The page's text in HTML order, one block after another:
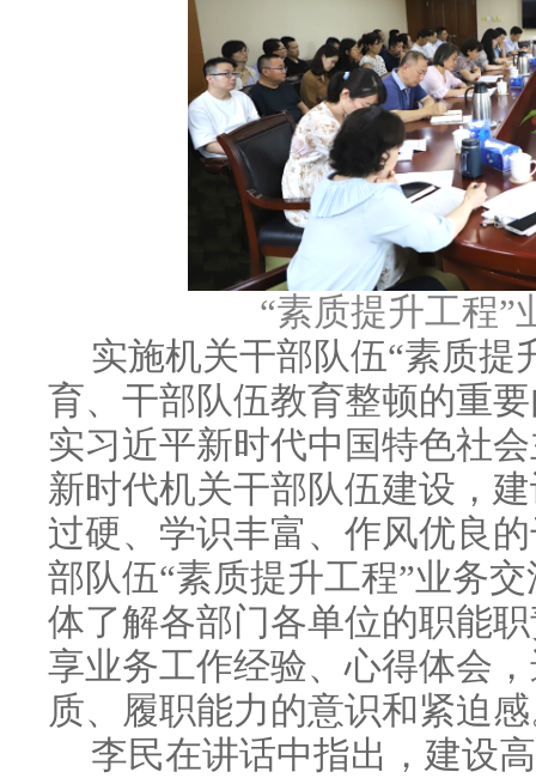
“素质提升工程”
实施机关干部队伍“素质提
育、干部队伍教育整顿的重
实习近平新时代中国特色社
新时代机关干部队伍建设，
过硬、学识丰富、作风优良
部队伍“素质提升工程”业务
体了解各部门各单位的职能
享业务工作经验、心得体会
质、履职能力的意识和紧迫
李民在讲话中指出，建设